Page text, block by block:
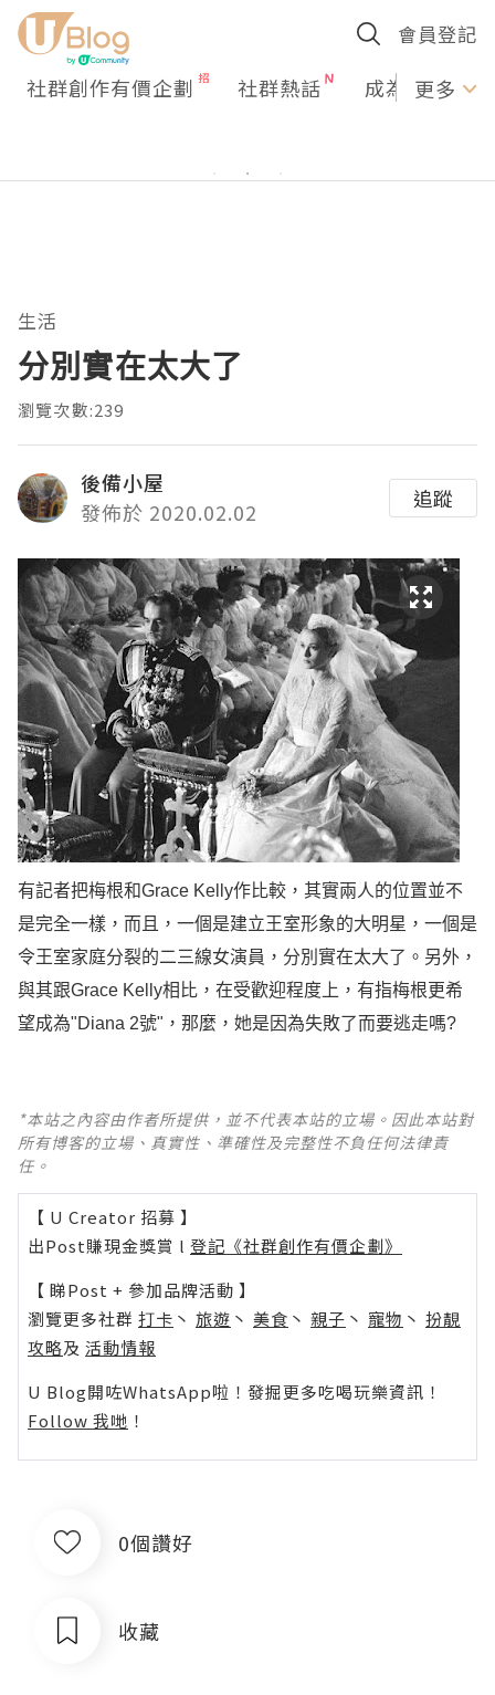
會員登記
社群創作有價企劃 社群熱話 成為U更多
生活
分別實在太大了
瀏覽次數:239
後備小屋
發佈於 2020.02.02
追蹤
有記者把梅根和Grace Kelly作比較，其實兩人的位置並不
是完全一樣，而且，一個是建立王室形象的大明星，一個是
令王室家庭分裂的二三線女演員，分別實在太大了。另外，
與其跟Grace Kelly相比，在受歡迎程度上，有指梅根更希
望成為"Diana 2號"，那麼，她是因為失敗了而要逃走嗎? ​​​​
*本站之內容由作者所提供，並不代表本站的立場。因此本站對
所有博客的立場、真實性、準確性及完整性不負任何法律責
任。
【 U Creator 招募 】
出Post賺現金獎賞 l 登記《社群創作有價企劃》
【 睇Post + 參加品牌活動 】
瀏覽更多社群 打卡 丶 旅遊 丶 美食 丶 親子 丶 寵物 丶 扮靚
攻略及 活動情報
U Blog開咗WhatsApp啦！發掘更多吃喝玩樂資訊！
Follow 我哋 ！
0個讚好
收藏